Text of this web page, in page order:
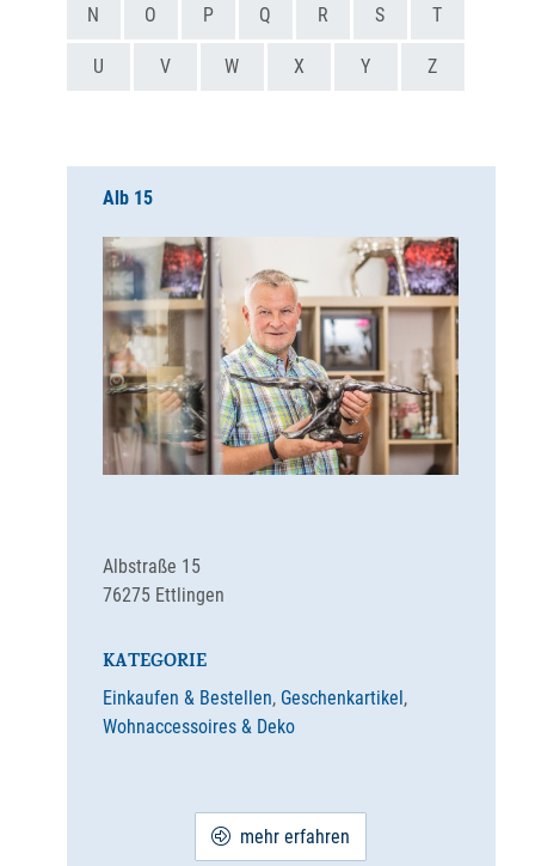
N O P Q R S T
U V W X Y Z
Alb 15
Albstraße 15
76275 Ettlingen
KATEGORIE
Einkaufen & Bestellen, Geschenkartikel ,
Wohnaccessoires & Deko
mehr erfahren